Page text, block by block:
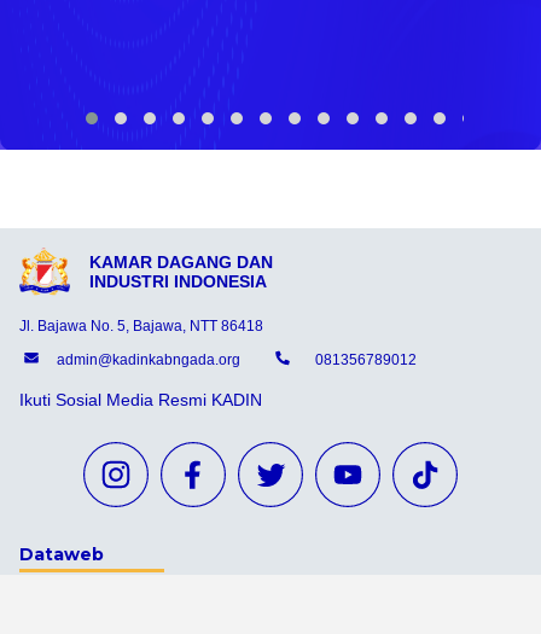
KAMAR DAGANG DAN
INDUSTRI INDONESIA
Jl. Bajawa No. 5, Bajawa, NTT 86418
admin@kadinkabngada.org
081356789012
Ikuti Sosial Media Resmi KADIN
Dataweb